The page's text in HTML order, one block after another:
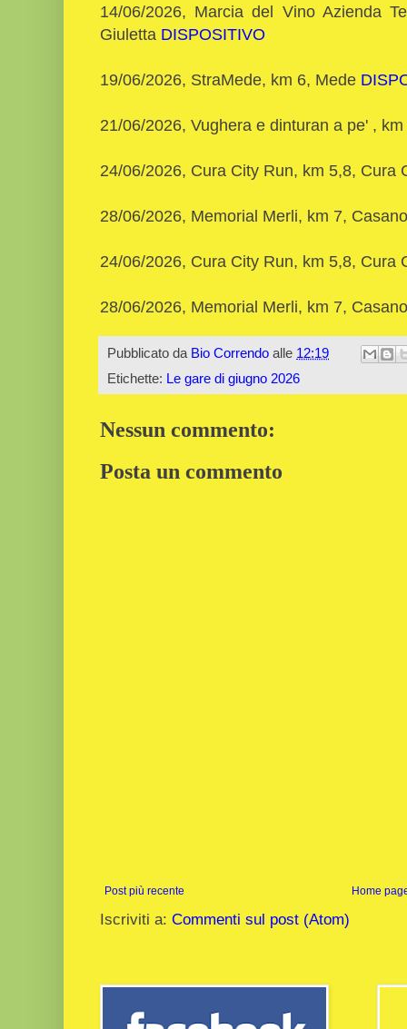
14/06/2026, Marcia del Vino Azienda
Giuletta DISPOSITIVO
19/06/2026, StraMede, km 6, Mede
21/06/2026, Vughera e dinturan a pe' ,
24/06/2026, Cura City Run, km 5,8, Cura
28/06/2026, Memorial Merli, km 7,
24/06/2026, Cura City Run, km 5,8, Cura
28/06/2026, Memorial Merli, km 7,
Pubblicato da Bio Correndo alle 12:19
Etichette: Le gare di giugno 2026
Nessun commento:
Posta un commento
Post più recente Home
Iscriviti a: Commenti sul post (Atom)